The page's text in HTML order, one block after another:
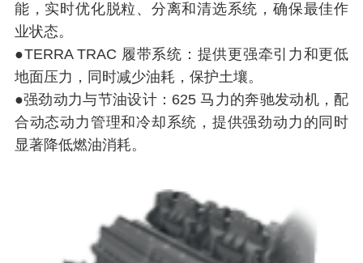
能，实时优化脱粒、分离和清选系统，确保最佳作
业状态。
●TERRA TRAC 履带系统：提供更强牵引力和更低
地面压力，同时减少油耗，保护土壤。
●强劲动力与节油设计：625 马力的奔驰发动机，配
合动态动力管理和冷却系统，提供强劲动力的同时
显著降低燃油消耗。